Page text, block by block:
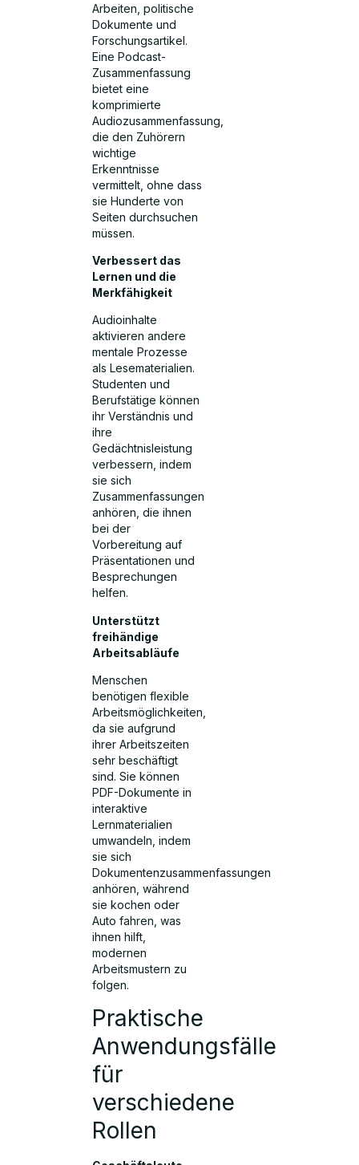
Arbeiten, politische
Dokumente und
Forschungsartikel.
Eine Podcast-
Zusammenfassung
bietet eine
komprimierte
Audiozusammenfassung,
die den Zuhörern
wichtige
Erkenntnisse
vermittelt, ohne dass
sie Hunderte von
Seiten durchsuchen
müssen.
Verbessert das
Lernen und die
Merkfähigkeit
Audioinhalte
aktivieren andere
mentale Prozesse
als Lesematerialien.
Studenten und
Berufstätige können
ihr Verständnis und
ihre
Gedächtnisleistung
verbessern, indem
sie sich
Zusammenfassungen
anhören, die ihnen
bei der
Vorbereitung auf
Präsentationen und
Besprechungen
helfen.
Unterstützt
freihändige
Arbeitsabläufe
Menschen
benötigen flexible
Arbeitsmöglichkeiten,
da sie aufgrund
ihrer Arbeitszeiten
sehr beschäftigt
sind. Sie können
PDF-Dokumente in
interaktive
Lernmaterialien
umwandeln, indem
sie sich
Dokumentenzusammenfassungen
anhören, während
sie kochen oder
Auto fahren, was
ihnen hilft,
modernen
Arbeitsmustern zu
folgen.
Praktische
Anwendungsfälle
für
verschiedene
Rollen